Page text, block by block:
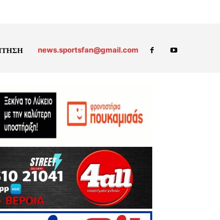
news.sportsfan@gmail.com